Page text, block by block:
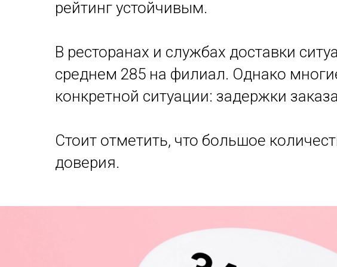
рейтинг устойчивым.
В ресторанах и службах доставки
среднем 285 на филиал. Однако
конкретной ситуации: задержки
Стоит отметить, что большое
доверия.